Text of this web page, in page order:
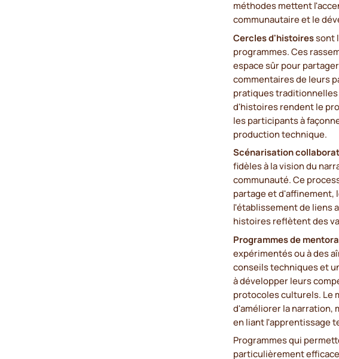
méthodes mettent
communautaire et le
Cercles d'histoiressont
programmes. Ces
espace sûr pour
commentaires de leurs
pratiques
d'histoires rendent le
les participants à
production technique.
Scénarisation
fidèles à la vision du
communauté. Ce
partage et d'affinement,
l'établissement de liens
histoires reflètent des
Programmes de
expérimentés ou à des
conseils techniques et
à développer leurs
protocoles culturels. Le
d'améliorer la narration,
en liant l'apprentissage
Programmes qui
particulièrement